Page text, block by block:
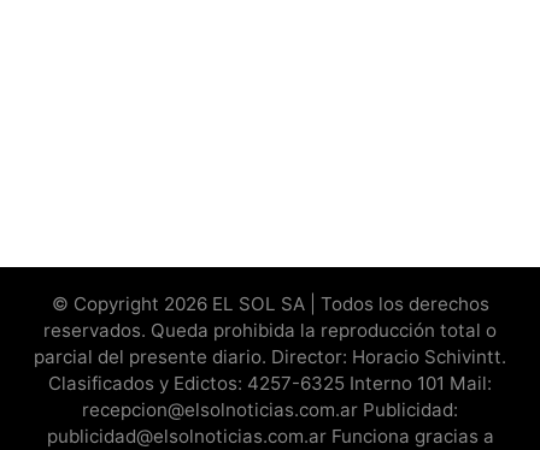
© Copyright 2026 EL SOL SA | Todos los derechos
reservados. Queda prohibida la reproducción total o
parcial del presente diario. Director: Horacio Schivintt.
Clasificados y Edictos: 4257-6325 Interno 101 Mail:
recepcion@elsolnoticias.com.ar Publicidad:
publicidad@elsolnoticias.com.ar Funciona gracias a